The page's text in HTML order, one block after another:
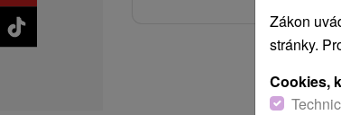
Zákon
stránky.
Cookies,